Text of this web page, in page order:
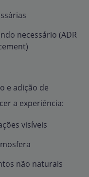
necessário (ADR
e adição de
a experiência:
visíveis
não naturais